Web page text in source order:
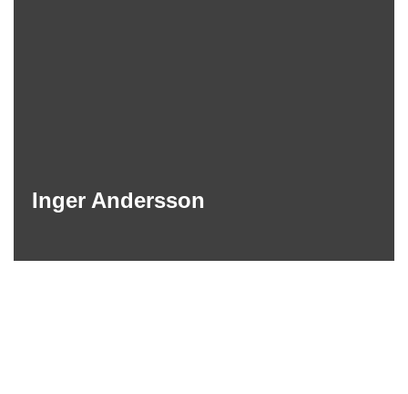
Inger Andersson